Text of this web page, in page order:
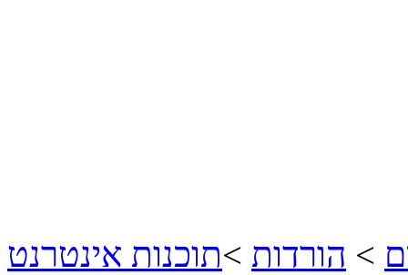
> הורדות >תוכנות אינטרנט